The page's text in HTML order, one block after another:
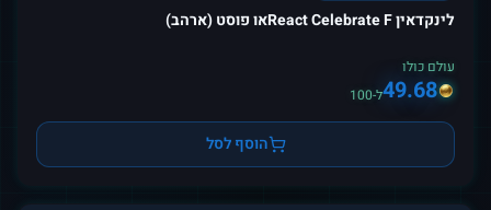
לינקדאין React Celebrate Fאו פוסט (ארהב)
עולם כולו
49.68ל-100
הוסף לסל